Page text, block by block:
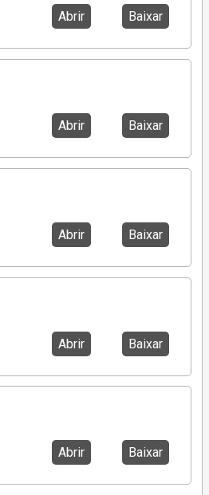
Abrir Baixar
Abrir Baixar
Abrir Baixar
Abrir Baixar
Abrir Baixar